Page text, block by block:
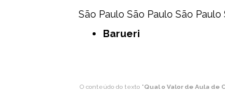
São Paulo São Paulo São Paulo
Barueri
O conteúdo do texto "Qual o Valor de Aula de